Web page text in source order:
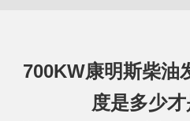
700KW康明斯柴油
度是多少才